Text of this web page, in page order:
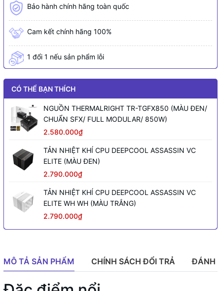
Bảo hành chính hãng toàn quốc
Cam kết chính hãng 100%
1 đổi 1 nếu sản phẩm lỗi
CÓ THỂ BẠN THÍCH
NGUỒN THERMALRIGHT TR-TGFX850 (MÀU ĐEN/
CHUẨN SFX/ FULL MODULAR/ 850W)
2.580.000₫
TẢN NHIỆT KHÍ CPU DEEPCOOL ASSASSIN VC
ELITE (MÀU ĐEN)
2.790.000₫
TẢN NHIỆT KHÍ CPU DEEPCOOL ASSASSIN VC
ELITE WH WH (MÀU TRẮNG)
2.790.000₫
MÔ TẢ SẢN PHẨM CHÍNH SÁCH ĐỔI TRẢ ĐÁNH